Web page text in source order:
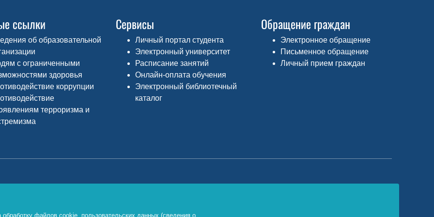
ссылки
об образовательной
с ограниченными
здоровья
коррупции
терроризма и
Сервисы
Личный портал студента
Электронный университет
Расписание занятий
Онлайн-оплата обучения
Электронный библиотечный
каталог
Обращение граждан
Электронное обращение
Письменное обращение
Личный прием граждан
файлов cookie, пользовательских данных (сведения о